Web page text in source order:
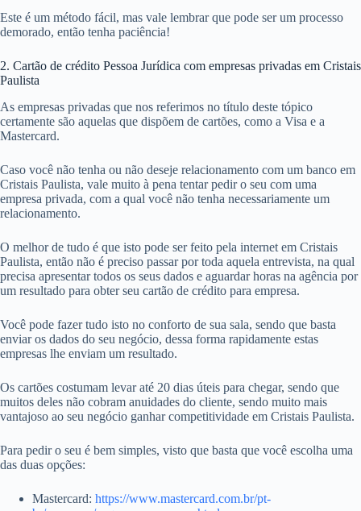
Este é um método fácil, mas vale lembrar que pode ser um processo
demorado, então tenha paciência!
2. Cartão de crédito Pessoa Jurídica com empresas privadas em Cristais
Paulista
As empresas privadas que nos referimos no título deste tópico
certamente são aquelas que dispõem de cartões, como a Visa e a
Mastercard.
Caso você não tenha ou não deseje relacionamento com um banco em
Cristais Paulista, vale muito à pena tentar pedir o seu com uma
empresa privada, com a qual você não tenha necessariamente um
relacionamento.
O melhor de tudo é que isto pode ser feito pela internet em Cristais
Paulista, então não é preciso passar por toda aquela entrevista, na qual
precisa apresentar todos os seus dados e aguardar horas na agência por
um resultado para obter seu cartão de crédito para empresa.
Você pode fazer tudo isto no conforto de sua sala, sendo que basta
enviar os dados do seu negócio, dessa forma rapidamente estas
empresas lhe enviam um resultado.
Os cartões costumam levar até 20 dias úteis para chegar, sendo que
muitos deles não cobram anuidades do cliente, sendo muito mais
vantajoso ao seu negócio ganhar competitividade em Cristais Paulista.
Para pedir o seu é bem simples, visto que basta que você escolha uma
das duas opções:
Mastercard: https://www.mastercard.com.br/pt-